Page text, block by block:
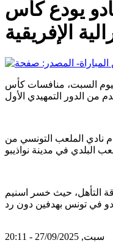
يودع كأس
الإفريقية
السبت، منافسات كأس
نادي الملعب التونسي من
التأهل، حيث خسر اسنيم
سبت, 27/09/2025 - 20:11